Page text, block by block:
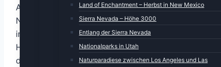
Land of Enchantment – Herbst in New Mexico
Sierra Nevada – Höhe 3000
Entlang der Sierra Nevada
Nationalparks in Utah
Naturparadiese zwischen Los Angeles und Las
Auf meinen Streifzügen durch das Netz der
Netze war mir eine Wanderung zu einer Höhle
in Felsen aufgefallen. Länge ca. 5 Kilometer,
Höhenunterschied ca. 250 m. Laut Alltrails war
der Weg als schwierig beschrieben, was laut